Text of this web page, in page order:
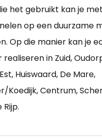
het gebruikt kan je met
op een duurzame
Op die manier kan je
in Zuid,
Huiswaard, De Mare,
Koedijk, Centrum,